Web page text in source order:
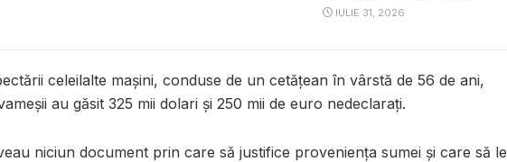
IULIE 31, 2026
celeilalte mașini, conduse de un cetățean în vârstă de 56 de ani,
au găsit 325 mii dolari și 250 mii de euro nedeclarați.
niciun document prin care să justifice proveniența sumei și care să le